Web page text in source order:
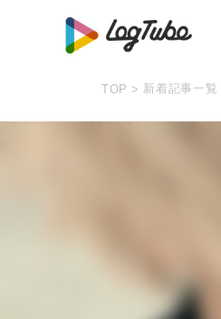
TOP > 新着記事一覧